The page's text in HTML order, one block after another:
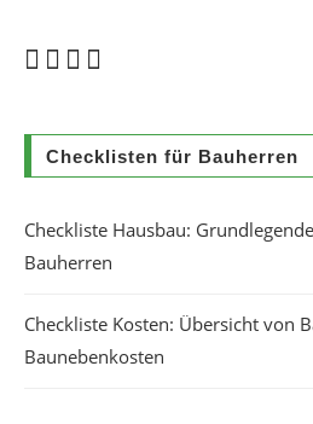
Checklisten für Bauherren
Checkliste Hausbau:
Bauherren
Checkliste Kosten: Übersicht von
Baunebenkosten